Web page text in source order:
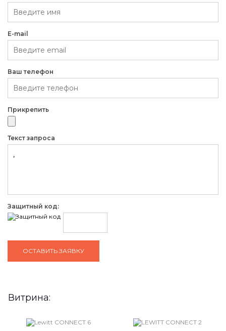
E-mail
Ваш телефон
Прикрепить
Текст запроса
Защитный код:
Витрина: